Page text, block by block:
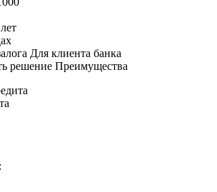
Для клиента банка
решение Преимущества